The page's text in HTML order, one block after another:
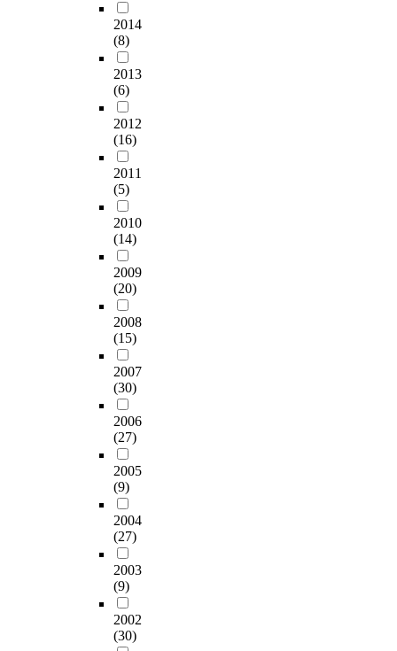
2014
(8)
2013
(6)
2012
(16)
2011
(5)
2010
(14)
2009
(20)
2008
(15)
2007
(30)
2006
(27)
2005
(9)
2004
(27)
2003
(9)
2002
(30)